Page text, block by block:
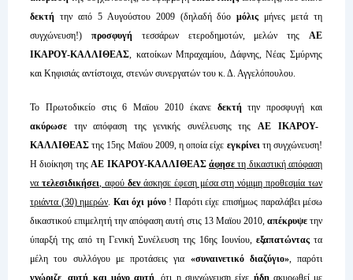
δεκτή την από 5 Αυγούστου 2009 (δηλαδή δύομόλις μήνες μετά τη
συγχώνευση!) προσφυγήτεσσάρων ετεροδημοτών, μελών της ΑΕ
ΙΚΑΡΟΥ-ΚΑΛΛΙΘΕΑΣ , κατοίκων Μπραχαμίου, Δάφνης, Νέας Σμύρνης
και Κηφισιάς αντίστοιχα, στενών συνεργατών του κ. Δ. Αγγελόπουλου.
Το Πρωτοδικείο στις 6 Μαϊου 2010 έκανε δεκτήτην προσφυγή και
ακύρωσε την απόφαση της γενικής συνέλευσης της ΑΕ ΙΚΑΡΟΥ-
ΚΑΛΛΙΘΕΑΣ της 15ης Μαϊου 2009, η οποία είχε εγκρίνει τη συγχώνευση!
Η διοίκηση της ΑΕ ΙΚΑΡΟΥ-ΚΑΛΛΙΘΕΑΣ άφησετη δικαστική απόφαση
να τελεσιδικήσει , αφού δεν άσκησε έφεση μέσα στη νόμιμη προθεσμία των
τριάντα (30) ημερών Και όχι μόνο! Παρότι είχε επισήμως παραλάβει μέσω
δικαστικού επιμελητή την απόφαση αυτή στις 13 Μαϊου 2010, απέκρυψετην
ύπαρξή της από τη Γενική Συνέλευση της 16ης Ιουνίου,εξαπατώντας τα
μέλη του συλλόγου με προτάσεις για «συναινετικό διαζύγιο», παρότι
γνώριζε ,αυτή και μόνο αυτή , ότι η συγχώνευση είχε ήδη ακυρωθεί με